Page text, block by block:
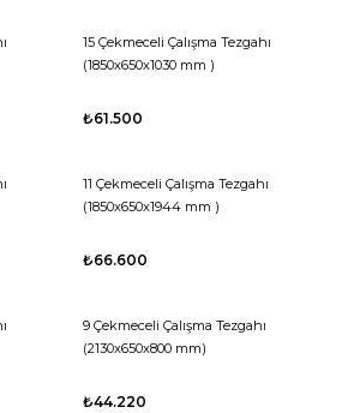
15 Çekmeceli Çalışma Tezgahı
(1850x650x1030 mm )
₺61.500
11 Çekmeceli Çalışma Tezgahı
(1850x650x1944 mm )
₺66.600
9 Çekmeceli Çalışma Tezgahı
(2130x650x800 mm)
₺44.220